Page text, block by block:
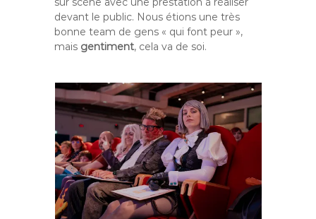
devant le public. Nous étions une très
bonne team de gens « qui font peur »,
mais gentiment, cela va de soi.